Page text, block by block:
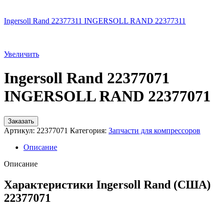
Ingersoll Rand 22377311 INGERSOLL RAND 22377311
Увеличить
Ingersoll Rand 22377071
INGERSOLL RAND 22377071
Заказать
Артикул: 22377071 Категория: Запчасти для компрессоров
Описание
Описание
Характеристики Ingersoll Rand (США)
22377071